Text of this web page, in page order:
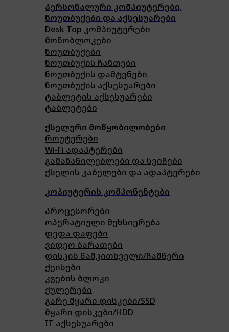
პერსონალური კომპიუტერები,
ნოუთბუქები და აქსესუარები
Desk Top კომპიუტერები
მონობლოკები
ნოუთბუქები
ნოუთბუქის ჩანთები
ნოუთბუქის დამტენები
ნოუთბუქის აქსესუარები
ტაბლეტის აქსესუარები
ტაბლეტები
ქსელური მოწყობილობები
როუტერები
Wi-Fi ადაპტერები
გამანაწილებლები და სვიჩები
ქსელის კაბელები და ადაპტერები
კოპიუტერის კომპონენტები
პროცესორები
ოპერატიული მეხსიერება
დედა დაფები
ვიდეო ბარათები
დისკის წამკითხველი/ჩამწერი
ქეისები
კვების ბლოკი
ქულერები
გარე მყარი დისკები/SSD
მყარი დისკები/HDD
IT აქსესუარები